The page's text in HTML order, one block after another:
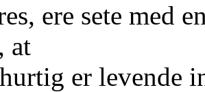
ere sete med
at
er levende